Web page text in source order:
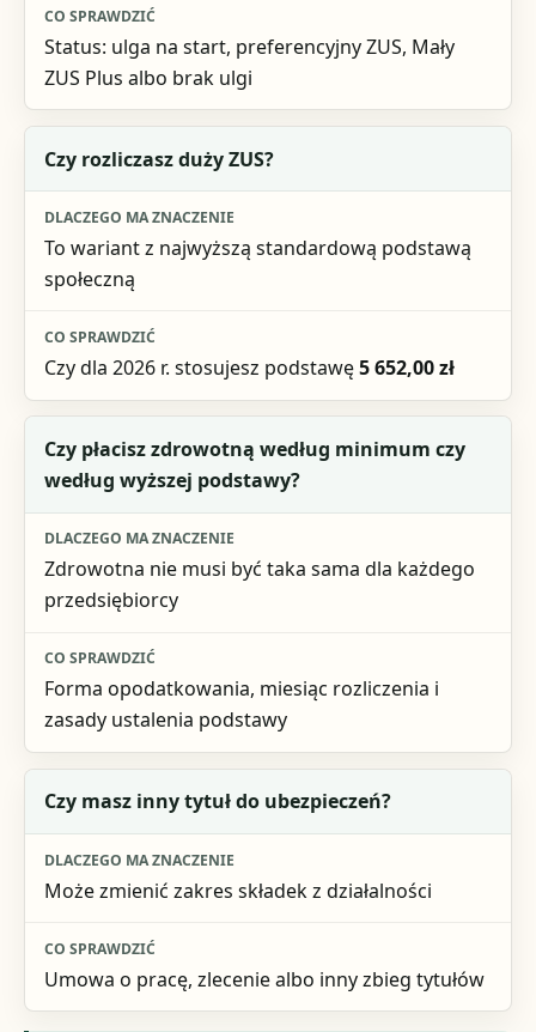
Status: ulga na start, preferencyjny ZUS, Mały
ZUS Plus albo brak ulgi
Czy rozliczasz duży ZUS?
To wariant z najwyższą standardową podstawą
społeczną
Czy dla 2026 r. stosujesz podstawę5 652,00 zł
Czy płacisz zdrowotną według minimum czy
według wyższej podstawy?
Zdrowotna nie musi być taka sama dla każdego
przedsiębiorcy
Forma opodatkowania, miesiąc rozliczenia i
zasady ustalenia podstawy
Czy masz inny tytuł do ubezpieczeń?
Może zmienić zakres składek z działalności
Umowa o pracę, zlecenie albo inny zbieg tytułów